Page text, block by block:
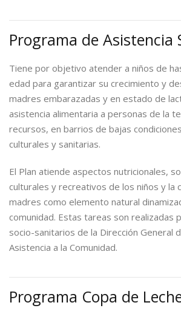
Programa de Asistencia
Tiene por objetivo atender a niños de
edad para garantizar su crecimiento y
madres embarazadas y en estado de
asistencia alimentaria a personas de la
recursos, en barrios de bajas
culturales y sanitarias.
El Plan atiende aspectos nutricionales,
culturales y recreativos de los niños y la
madres como elemento natural
comunidad. Estas tareas son realizadas
socio-sanitarios de la Dirección General
Asistencia a la Comunidad.
Programa Copa de